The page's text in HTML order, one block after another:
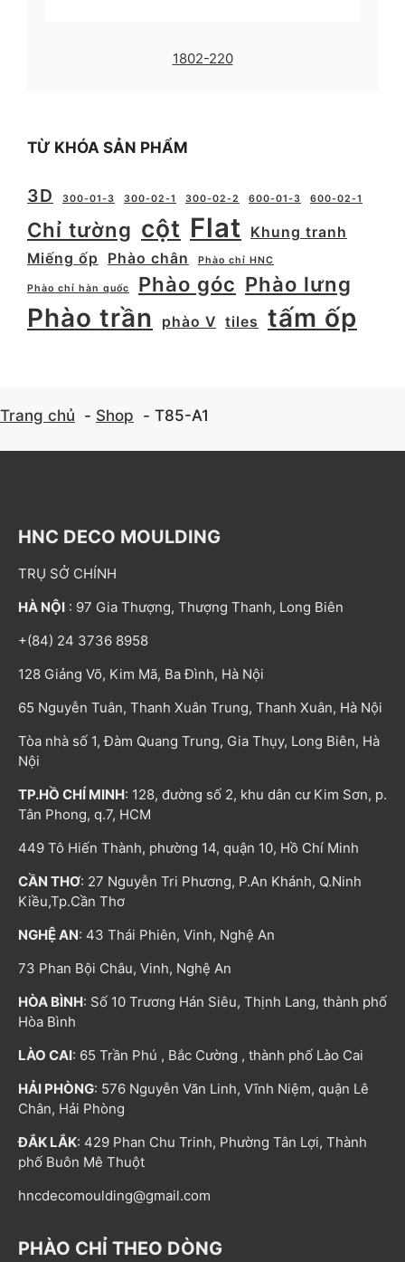
1802-220
TỪ KHÓA SẢN PHẨM
3D 300-01-3 300-02-1 300-02-2 600-01-3 600-02-1
Chỉ tường cột Flat
Khung tranh
Miếng ốp
Phào chân Phào chỉ HNC
Phào chỉ hàn quốc Phào góc Phào lưng
Phào trần phào V tiles tấm ốp
Trang chủ Shop T85-A1
HNC DECO MOULDING
TRỤ SỞ CHÍNH
HÀ NỘI : 97 Gia Thượng, Thượng Thanh, Long Biên
+(84) 24 3736 8958
128 Giảng Võ, Kim Mã, Ba Đình, Hà Nội
65 Nguyễn Tuân, Thanh Xuân Trung, Thanh Xuân, Hà Nội
Tòa nhà số 1, Đàm Quang Trung, Gia Thụy, Long Biên, Hà
Nội
TP.HỒ CHÍ MINH: 128, đường số 2, khu dân cư Kim Sơn, p.
Tân Phong, q.7, HCM
449 Tô Hiến Thành, phường 14, quận 10, Hồ Chí Minh
CẦN THƠ: 27 Nguyễn Tri Phương, P.An Khánh, Q.Ninh
Kiều,Tp.Cần Thơ
NGHỆ AN: 43 Thái Phiên, Vinh, Nghệ An
73 Phan Bội Châu, Vinh, Nghệ An
HÒA BÌNH: Số 10 Trương Hán Siêu, Thịnh Lang, thành phố
Hòa Bình
LÀO CAI: 65 Trần Phú , Bắc Cường , thành phố Lào Cai
HẢI PHÒNG: 576 Nguyễn Văn Linh, Vĩnh Niệm, quận Lê
Chân, Hải Phòng
ĐẮK LẮK: 429 Phan Chu Trinh, Phường Tân Lợi, Thành
phố Buôn Mê Thuột
hncdecomoulding@gmail.com
PHÀO CHỈ THEO DÒNG